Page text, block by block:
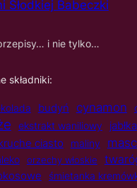
Słodkiej Babeczki
i nie tylko…
składniki:
budyń cynamon
ekstrakt waniliowy jabłka
ciasto maliny
orzechy włoskie
śmietanka